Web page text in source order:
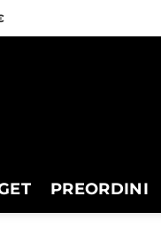
PREORDINI